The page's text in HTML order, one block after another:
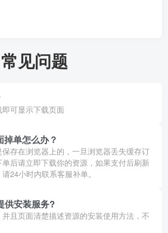
常见问题
可显示下载页面
单怎么办？
存在浏览器上的，一旦浏览器丢失缓存订
后请立即下载你的资源，如果支付后刷新
24小时内联系客服补单。
供安装服务?
且页面清楚描述资源的安装使用方法，不